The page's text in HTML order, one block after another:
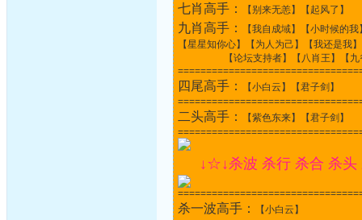
七肖高手： 【别来无恙】【起风了】
九肖高手：
【我自成域】【小时候的
【星星知你心】【为人为己】【我还是我
【论坛支持者】【八肖王】【九爷】
四尾高手：
【小白云】【君子剑】
二头高手：
【紫色东来】【君子剑】
↓☆↓杀波 杀行 杀合 杀
杀一波高手： 【小白云】